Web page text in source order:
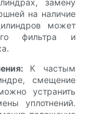
замену
на наличие
может
фильтра и
К частым
смещение
устранить
уплотнений.